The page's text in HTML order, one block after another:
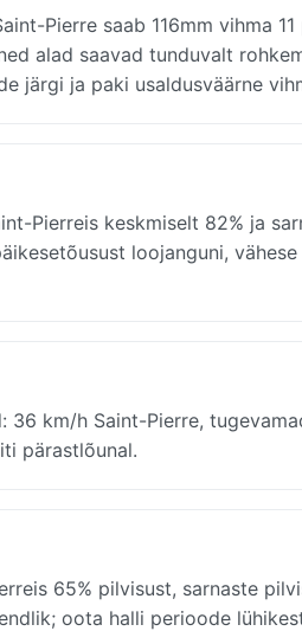
Pierre saab 116mm vihma 11
alad saavad tunduvalt
järgi ja paki usaldusväärne
Pierreis keskmiselt 82% ja
loojanguni, vähese
36 km/h Saint-Pierre,
pärastlõunal.
65% pilvisust, sarnaste
oota halli perioode